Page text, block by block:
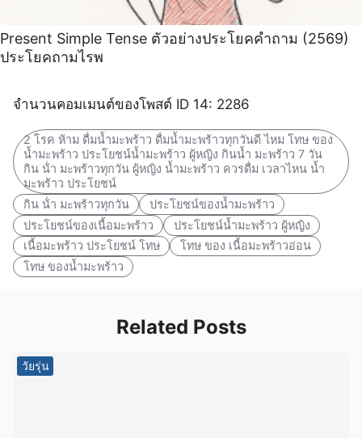
Present Simple Tense ตัวอย่างประโยคคำถาม (2569)
ประโยคถามไรพ
จำนวนคอมเมนต์ของโพสต์ ID 14: 2286
2 โรค ห้าม ดื่มน้ำมะพร้าว ดื่มน้ำมะพร้าวทุกวันดี ไหม โทษ ของ
น้ำมะพร้าว ประโยชน์น้ำมะพร้าว ผู้หญิง กินน้ำ มะพร้าว 7 วัน
กิน น้ํา มะพร้าวทุกวัน ผู้หญิง น้ำมะพร้าว ควรดื่ม เวลาไหน น้ำ
มะพร้าว ประโยชน์
กิน น้ํา มะพร้าวทุกวัน
ประโยชน์ของน้ำมะพร้าว
ประโยชน์ของเนื้อมะพร้าว
ประโยชน์น้ำมะพร้าว ผู้หญิง
เนื้อมะพร้าว ประโยชน์ โทษ
โทษ ของ เนื้อมะพร้าวอ่อน
โทษ ของน้ำมะพร้าว
Related Posts
วัยรุ่น